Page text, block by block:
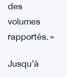
des
volumes
rapportés. »
Jusqu’à